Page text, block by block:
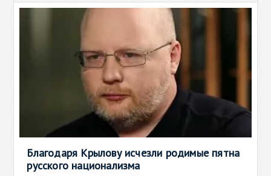
Благодаря Крылову исчезли родимые пятна
русского национализма